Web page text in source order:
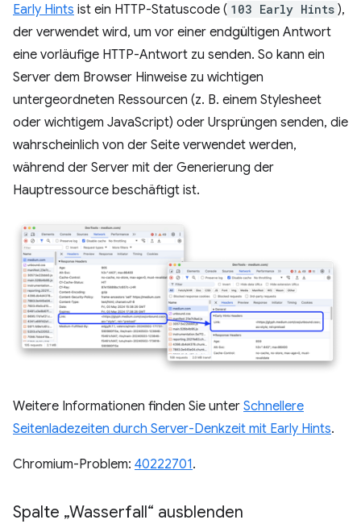
Early Hints ist ein HTTP-Statuscode ( 103 Early Hints ),
der verwendet wird, um vor einer endgültigen Antwort
eine vorläufige HTTP-Antwort zu senden. So kann ein
Server dem Browser Hinweise zu wichtigen
untergeordneten Ressourcen (z. B. einem Stylesheet
oder wichtigem JavaScript) oder Ursprüngen senden, die
wahrscheinlich von der Seite verwendet werden,
während der Server mit der Generierung der
Hauptressource beschäftigt ist.
Weitere Informationen finden Sie unter Schnellere
Seitenladezeiten durch Server-Denkzeit mit Early Hints.
Chromium-Problem: 40222701.
Spalte „Wasserfall“ ausblenden